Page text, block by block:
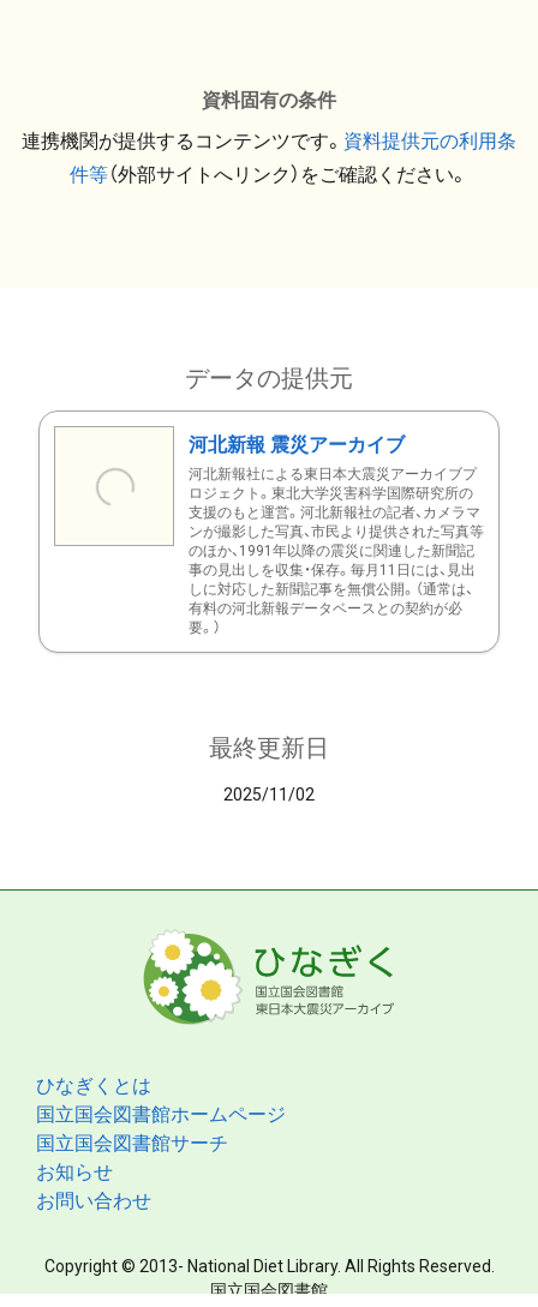
資料固有の条件
連携機関が提供するコンテンツです。 資料提供元の利用条
件等（外部サイトへリンク）をご確認ください。
データの提供元
河北新報 震災アーカイブ
河北新報社による東日本大震災アーカイブプ
ロジェクト。東北大学災害科学国際研究所の
支援のもと運営。河北新報社の記者、カメラマ
ンが撮影した写真、市民より提供された写真等
のほか、1991年以降の震災に関連した新聞記
事の見出しを収集・保存。毎月11日には、見出
しに対応した新聞記事を無償公開。（通常は、
有料の河北新報データベースとの契約が必
要。）
最終更新日
2025/11/02
ひなぎくとは
国立国会図書館ホームページ
国立国会図書館サーチ
お知らせ
お問い合わせ
Copyright © 2013- National Diet Library. All Rights Reserved.